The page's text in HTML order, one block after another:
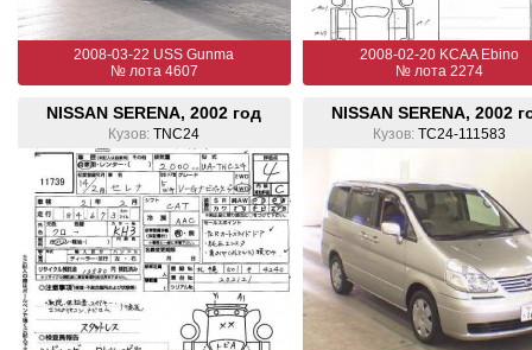
2008-03-22 USS Gunma
№ лота 4607
2008-02-20 KCAA Ebino
№ лота 2274
NISSAN SERENA, 2002 год
Кузов: TNC24
NISSAN SERENA, 2002
Кузов: TC24-111583